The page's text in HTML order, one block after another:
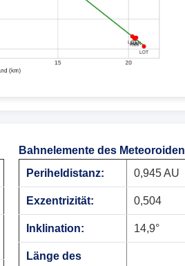
Bahnelemente des Meteoroiden
Periheldistanz:
0,945 AU
Exzentrizität: 0,504
Inklination: 14,9°
Länge des